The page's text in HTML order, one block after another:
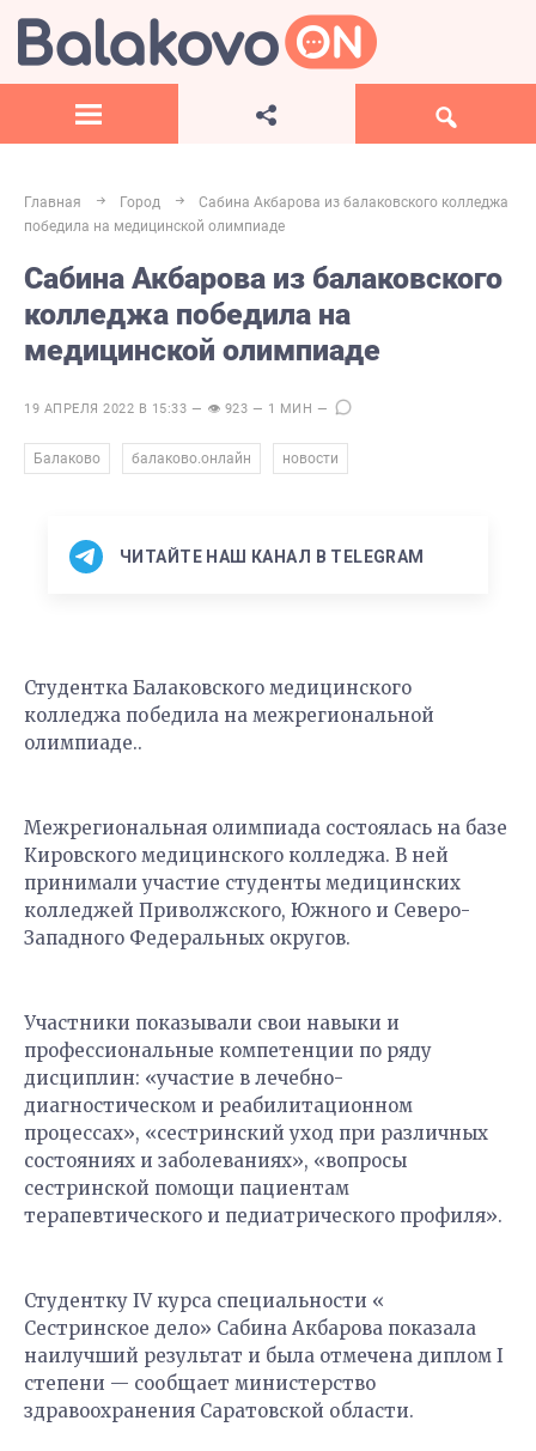
Главная Город
Сабина Акбарова из балаковского колледжа
победила на медицинской олимпиаде
Сабина Акбарова из балаковского
колледжа победила на
медицинской олимпиаде
19 АПРЕЛЯ 2022 В 15:33 — 👁 923 — 1 МИН —
Балаково балаково.онлайн новости
ЧИТАЙТЕ НАШ КАНАЛ В TELEGRAM
Студентка Балаковского медицинского
колледжа победила на межрегиональной
олимпиаде..
Межрегиональная олимпиада состоялась на базе
Кировского медицинского колледжа. В ней
принимали участие студенты медицинских
колледжей Приволжского, Южного и Северо-
Западного Федеральных округов.
Участники показывали свои навыки и
профессиональные компетенции по ряду
дисциплин: «участие в лечебно-
диагностическом и реабилитационном
процессах», «сестринский уход при различных
состояниях и заболеваниях», «вопросы
сестринской помощи пациентам
терапевтического и педиатрического профиля».
Студентку IV курса специальности «
Сестринское дело» Сабина Акбарова показала
наилучший результат и была отмечена диплом I
степени — сообщает министерство
здравоохранения Саратовской области.